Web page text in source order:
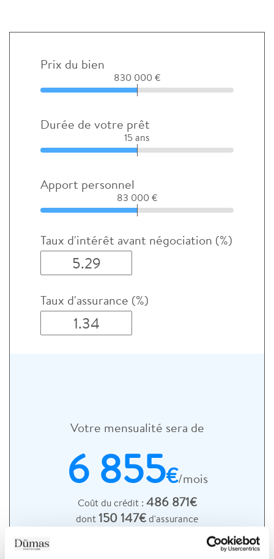
Prix du bien
830 000 €
Durée de votre prêt
15 ans
Apport personnel
83 000 €
Taux d'intérêt avant négociation (%)
Taux d'assurance (%)
Votre mensualité sera de
6 855€/mois
Coût du crédit : 486 871€
dont150 147€d'assurance